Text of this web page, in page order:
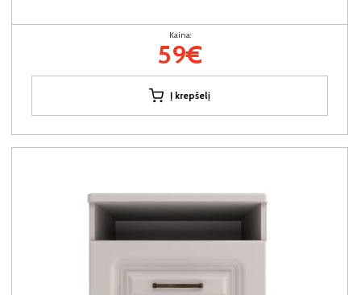
Kaina:
59€
Į krepšelį